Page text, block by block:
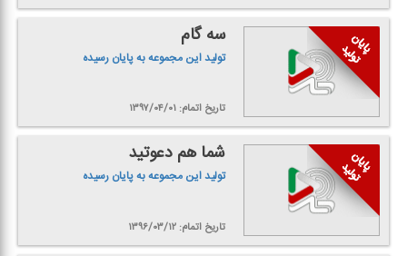
سه گام
تولید این مجموعه به پایان رسیده
تاریخ اتمام: ۱۳۹۷/۰۴/۰۱
شما هم دعوتید
تولید این مجموعه به پایان رسیده
تاریخ اتمام: ۱۳۹۶/۰۳/۱۲